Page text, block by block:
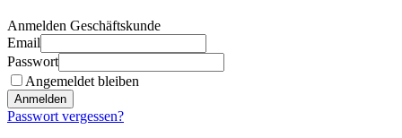
Anmelden Geschäftskunde
Email
Passwort
Angemeldet bleiben
Anmelden
Passwort vergessen?